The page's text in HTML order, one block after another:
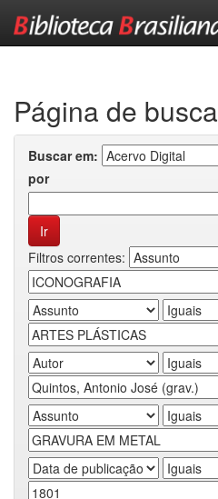
Página de busca
Buscar em:
por
Filtros correntes: